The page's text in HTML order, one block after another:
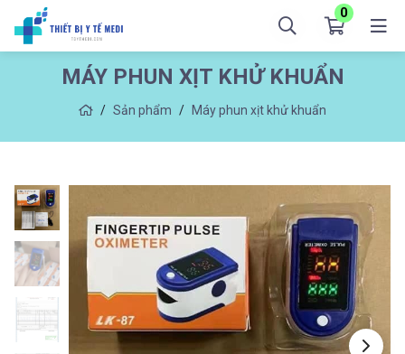
0
MÁY PHUN XỊT KHỬ KHUẨN
Sản phẩm Máy phun xịt khử khuẩn